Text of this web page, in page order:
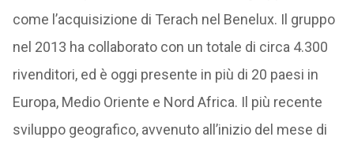
come l’acquisizione di Terach nel Benelux. Il gruppo
nel 2013 ha collaborato con un totale di circa 4.300
rivenditori, ed è oggi presente in più di 20 paesi in
Europa, Medio Oriente e Nord Africa. Il più recente
sviluppo geografico, avvenuto all’inizio del mese di